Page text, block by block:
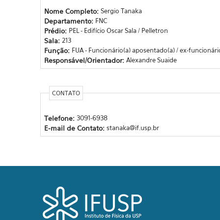
Nome Completo: Sergio Tanaka
Departamento: FNC
Prédio: PEL - Edifício Oscar Sala / Pelletron
Sala: 213
Função: FUA - Funcionário(a) aposentado(a) / ex-
Responsável/Orientador: Alexandre Suaide
CONTATO
Telefone: 3091-6938
E-mail de Contato: stanaka@if.usp.br